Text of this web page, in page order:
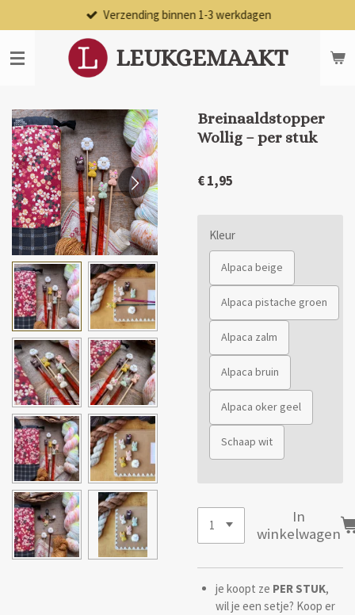
direct
naar
de
LEUKGEMAAKT
Verzending binnen 1-3 werkdagen
Breinaaldstopper
Wollig – per stuk
€ 1,95
Kleur
Alpaca beige
Alpaca pistache groen
Alpaca zalm
Alpaca bruin
Alpaca oker geel
Schaap wit
In
winkelwagen
je koopt ze PER STUK,
wil je een setje? Koop er